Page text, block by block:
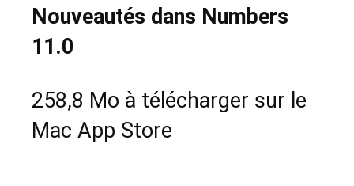
Nouveautés dans Numbers
11.0
258,8 Mo à télécharger sur le
Mac App Store